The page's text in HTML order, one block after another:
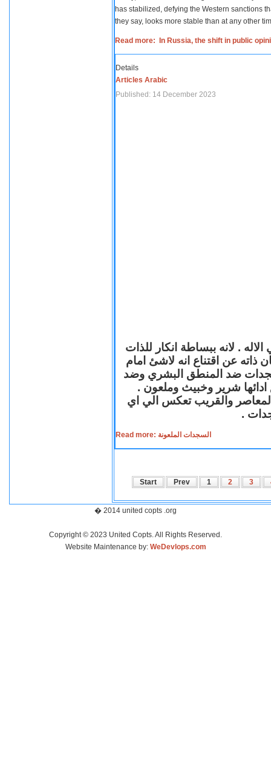
has stabilized, defying the Western sanctions
they say, looks more stable than at any other
Read more: In Russia, the shift in public
Details
Articles Arabic
Published: 14 December 2023
. لانه ببساطة انكار للذات
ذاته عن اقتناع انه لاشئ امام
ضد المنطق البشري وضد
ادائها شرير وخبيث وملعون .
المعاصر والقريب تعكس الي اي
.
Read more: السجدات الملعونة
Start Prev 1 2 3
� 2014 united copts .org
Copyright © 2023 United Copts. All Rights Reserved.
Website Maintenance by: WeDevlops.com